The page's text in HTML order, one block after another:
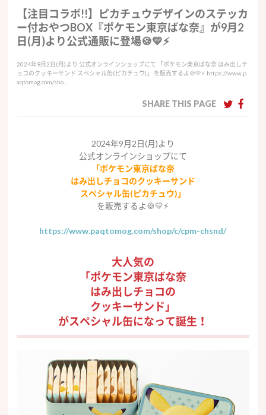
【注目コラボ!!】ピカチュウデザインのステッカ
ー付おやつBOX『ポケモン東京ばな奈』が9月2
日(月)より公式通販に登場🍪💛⚡️
2024年9月2日(月)より 公式オンラインショップにて 「ポケモン東京ばな奈 はみ出しチ
ョコのクッキーサンド スペシャル缶(ピカチュウ)」 を販売するよ🍪💛⚡️ https://www.p
aqtomog.com/sho…
SHARE THIS PAGE
2024年9月2日(月)より
公式オンラインショップにて
「ポケモン東京ばな奈
はみ出しチョコのクッキーサンド
スペシャル缶(ピカチュウ)」
を販売するよ🍪💛⚡️
https://www.paqtomog.com/shop/c/cpm-chsnd/
大人気の
「ポケモン東京ばな奈
はみ出しチョコの
クッキーサンド」
がスペシャル缶になって誕生！